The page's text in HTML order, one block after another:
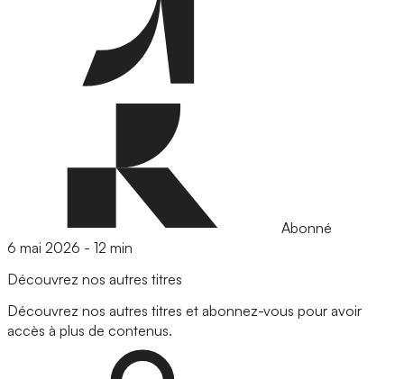
Abonné
6 mai 2026 - 12 min
Découvrez nos autres titres
Découvrez nos autres titres et abonnez-vous pour avoir
accès à plus de contenus.